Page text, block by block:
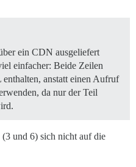
ein CDN ausgeliefert
einfacher: Beide Zeilen
anstatt einen Aufruf
da nur der Teil
(3 und 6) sich nicht auf die